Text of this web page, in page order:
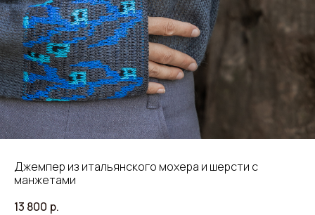
Джемпер из итальянского мохера и шерсти с
манжетами
13 800 р.